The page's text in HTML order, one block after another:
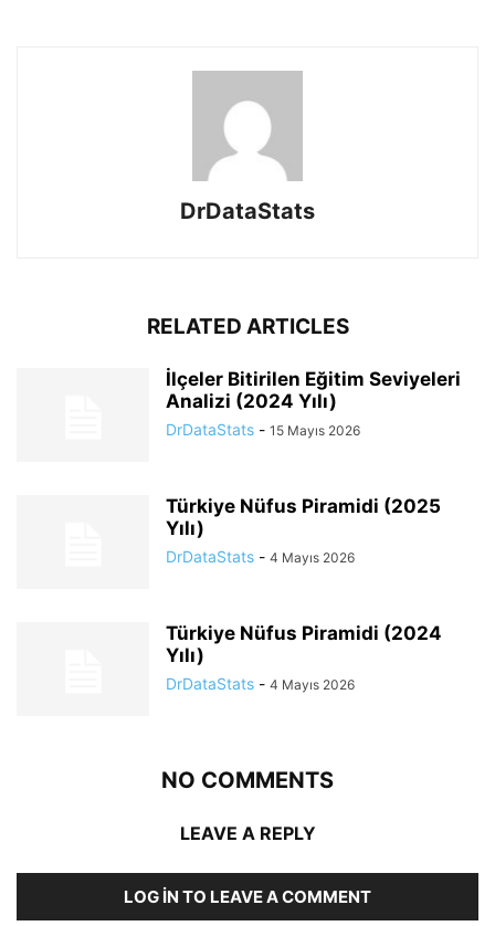
DrDataStats
RELATED ARTICLES
İlçeler Bitirilen Eğitim Seviyeleri
Analizi (2024 Yılı)
DrDataStats - 15 Mayıs 2026
Türkiye Nüfus Piramidi (2025
Yılı)
DrDataStats - 4 Mayıs 2026
Türkiye Nüfus Piramidi (2024
Yılı)
DrDataStats - 4 Mayıs 2026
NO COMMENTS
LEAVE A REPLY
LOG IN TO LEAVE A COMMENT